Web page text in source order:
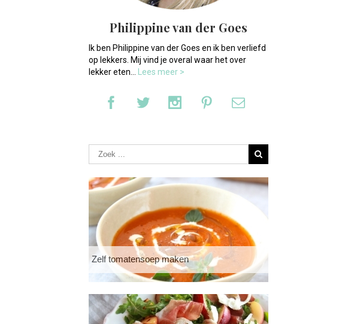
Philippine van der Goes
Ik ben Philippine van der Goes en ik ben verliefd
op lekkers. Mij vind je overal waar het over
lekker eten... Lees meer >
Zelf tomatensoep maken